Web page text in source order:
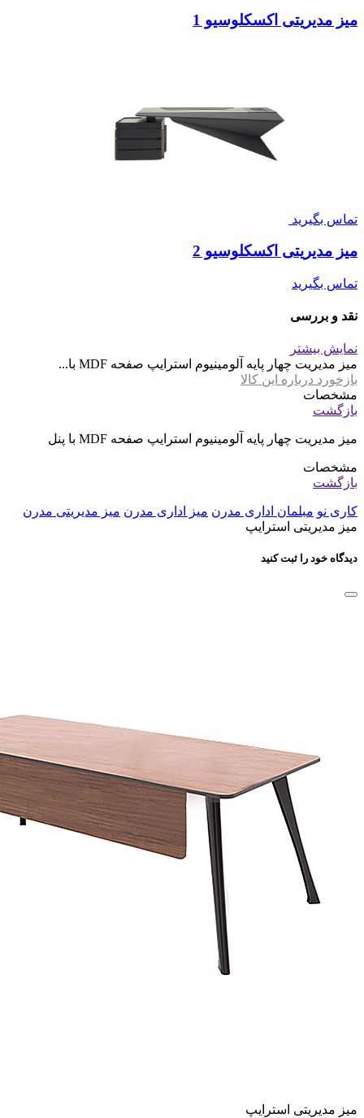
میز مدیریتی اکسکلوسیو 1
تماس بگیرید
میز مدیریتی اکسکلوسیو 2
تماس بگیرید
نقد و بررسی
نمایش بیشتر
ميز مديريت چهار پايه آلومينيوم استرايپ صفحه MDF با...
بازخورد درباره این کالا
مشخصات
بازگشت
ميز مديريت چهار پايه آلومينيوم استرايپ صفحه MDF با پنل
مشخصات
بازگشت
کاری نو مبلمان اداری مدرن میز اداری مدرن میز مدیریتی مدرن
میز مدیریتی استرایپ
دیدگاه خود را ثبت کنید
میز مدیریتی استرایپ